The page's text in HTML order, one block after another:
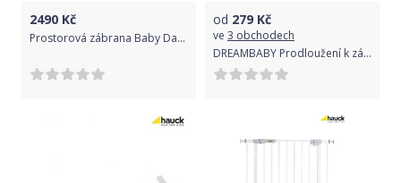
2490 Kč
Prostorová zábrana Baby Dan Flex M White 2017
od 279 Kč
ve 3 obchodech
DREAMBABY Prodloužení k zábraně Chelsea 9 cm, bílá